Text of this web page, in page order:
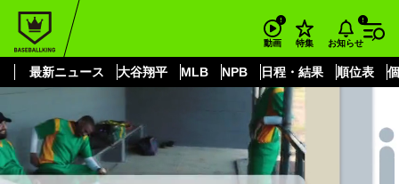
動画 特集 お知らせ
最新ニュース 大谷翔平 MLB NPB 日程・結果 順位表
もっと見る